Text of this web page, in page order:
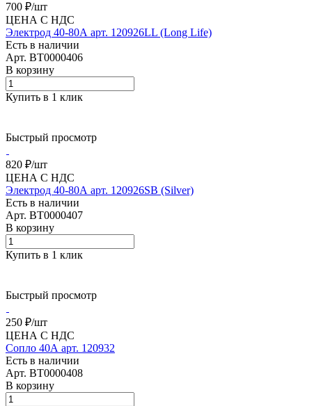
700 ₽/шт
ЦЕНА С НДС
Электрод 40-80А арт. 120926LL (Long Life)
Есть в наличии
Арт. BT0000406
В корзину
Купить в 1 клик
Быстрый просмотр
820 ₽/шт
ЦЕНА С НДС
Электрод 40-80А арт. 120926SB (Silver)
Есть в наличии
Арт. BT0000407
В корзину
Купить в 1 клик
Быстрый просмотр
250 ₽/шт
ЦЕНА С НДС
Сопло 40А арт. 120932
Есть в наличии
Арт. BT0000408
В корзину